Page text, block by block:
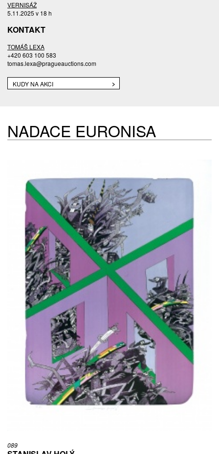
VERNISÁŽ
5.11.2025 v 18 h
KONTAKT
TOMÁŠ LEXA
+420 603 100 583
tomas.lexa@pragueauctions.com
KUDY NA AKCI
NADACE EURONISA
089